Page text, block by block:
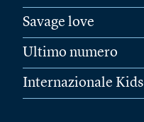
Savage love
Ultimo numero
Internazionale Kids